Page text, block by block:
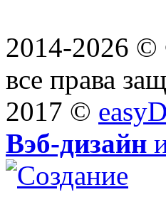
2014-2026 ©
все права
2017 ©
Вэб-дизайн